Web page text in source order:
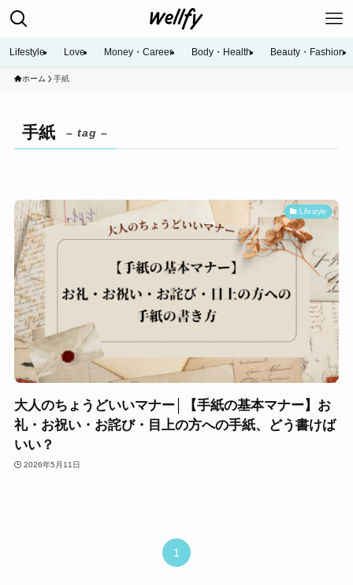
Lifestyle Love Money・Career Body・Health Beauty・Fashion
ホーム 手紙
手紙 – tag –
Lifestyle
大人のちょうどいいマナー│【手紙の基本マナー】お
礼・お祝い・お詫び・目上の方への手紙、どう書けば
いい？
2026年5月11日
1